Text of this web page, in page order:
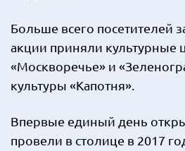
Больше всего посетителей
акции приняли культурные
«Москворечье» и
культуры «Капотня».
Впервые единый день
провели в столице в 2017